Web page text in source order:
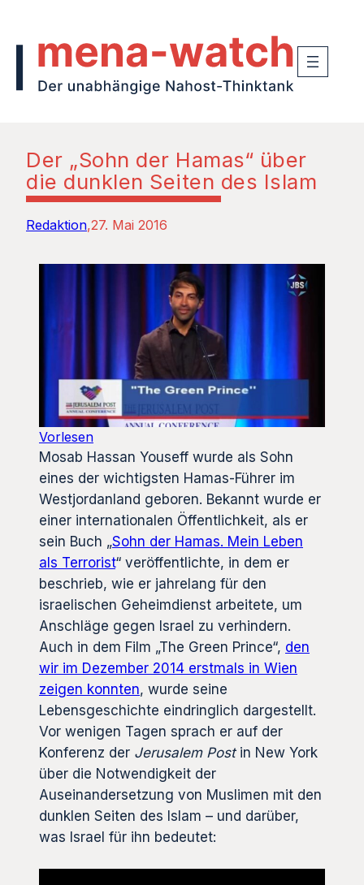
Der „Sohn der Hamas“ über
die dunklen Seiten des Islam
Redaktion 27. Mai 2016
Vorlesen
Mosab Hassan Youseff wurde als Sohn
eines der wichtigsten Hamas-Führer im
Westjordanland geboren. Bekannt wurde er
einer internationalen Öffentlichkeit, als er
sein Buch „Sohn der Hamas. Mein Leben
als Terrorist“ veröffentlichte, in dem er
beschrieb, wie er jahrelang für den
israelischen Geheimdienst arbeitete, um
Anschläge gegen Israel zu verhindern.
Auch in dem Film „The Green Prince“, den
wir im Dezember 2014 erstmals in Wien
zeigen konnten, wurde seine
Lebensgeschichte eindringlich dargestellt.
Vor wenigen Tagen sprach er auf der
Konferenz der Jerusalem Postin New York
über die Notwendigkeit der
Auseinandersetzung von Muslimen mit den
dunklen Seiten des Islam – und darüber,
was Israel für ihn bedeutet: